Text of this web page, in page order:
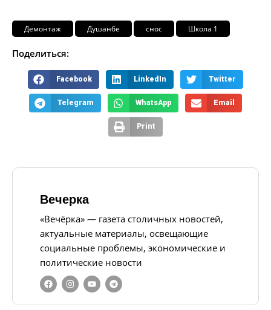
Демонтаж Душанбе снос Школа 1
Поделиться:
Facebook LinkedIn Twitter
Telegram WhatsApp Email
Print
Вечерка
«Вечёрка» — газета столичных новостей,
актуальные материалы, освещающие
социальные проблемы, экономические и
политические новости